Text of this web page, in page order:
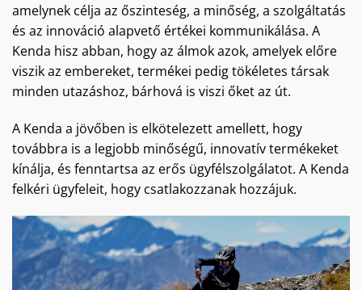
amelynek célja az őszinteség, a minőség, a szolgáltatás
és az innováció alapvető értékei kommunikálása. A
Kenda hisz abban, hogy az álmok azok, amelyek előre
viszik az embereket, termékei pedig tökéletes társak
minden utazáshoz, bárhová is viszi őket az út.
A Kenda a jövőben is elkötelezett amellett, hogy
továbbra is a legjobb minőségű, innovatív termékeket
kínálja, és fenntartsa az erős ügyfélszolgálatot. A Kenda
felkéri ügyfeleit, hogy csatlakozzanak hozzájuk.